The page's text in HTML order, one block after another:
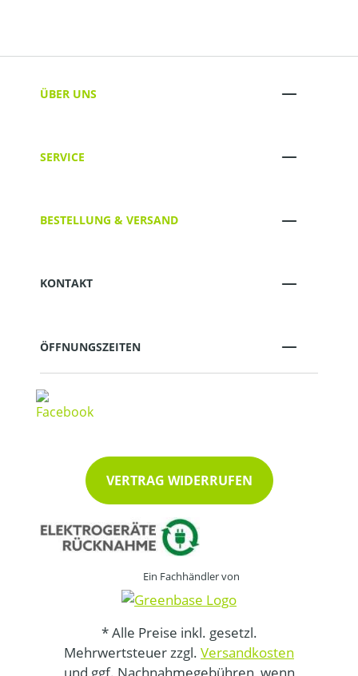
ÜBER UNS
SERVICE
BESTELLUNG & VERSAND
KONTAKT
ÖFFNUNGSZEITEN
VERTRAG WIDERRUFEN
Ein Fachhändler von
* Alle Preise inkl. gesetzl.
Mehrwertsteuer zzgl. Versandkosten